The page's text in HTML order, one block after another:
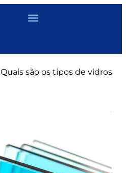
Quais são os tipos de vidros